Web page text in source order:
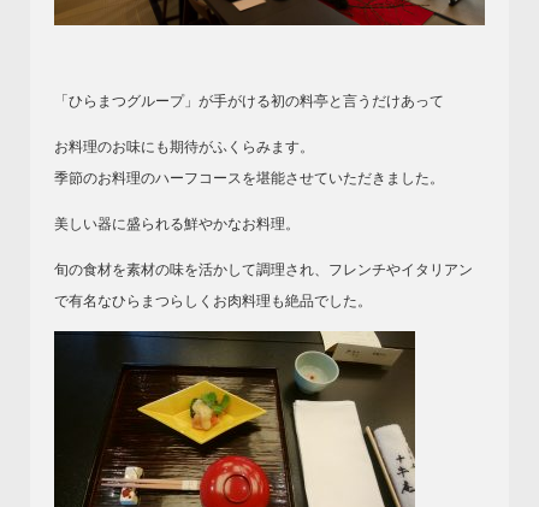
「ひらまつグループ」が手がける初の料亭と言うだけあって
お料理のお味にも期待がふくらみます。
季節のお料理のハーフコースを堪能させていただきました。
美しい器に盛られる鮮やかなお料理。
旬の食材を素材の味を活かして調理され、フレンチやイタリアン
で有名なひらまつらしくお肉料理も絶品でした。